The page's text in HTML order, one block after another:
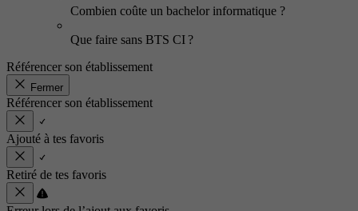
Combien coûte un bachelor informatique ?
Que faire sans BTS CI ?
Référencer son établissement
Fermer
Référencer son établissement
Ajouté à tes favoris
Retiré de tes favoris